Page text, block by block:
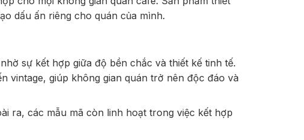
dấu ấn riêng cho quán của mình.
sự kết hợp giữa độ bền chắc và thiết kế tinh tế.
vintage, giúp không gian quán trở nên độc đáo và
ra, các mẫu mã còn linh hoạt trong việc kết hợp